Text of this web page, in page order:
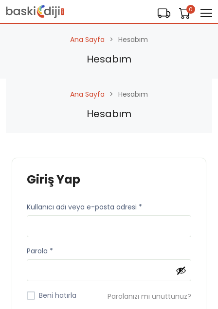
0
Ana Sayfa Hesabım
Hesabım
Ana Sayfa Hesabım
Hesabım
Giriş Yap
Kullanıcı adı veya e-posta adresi *
Parola *
Beni hatırla Parolanızı mı unuttunuz?